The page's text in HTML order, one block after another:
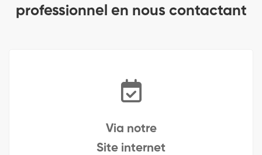
professionnel en nous contactant
Via notre
Site internet